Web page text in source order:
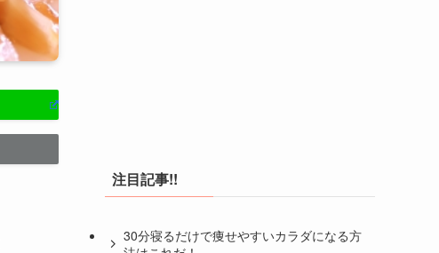
注目記事!!
30分寝るだけで痩せやすいカラダになる方